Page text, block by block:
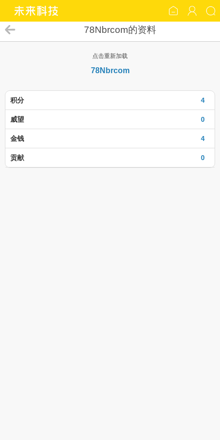
78Nbrcom的资料
点击重新加载
78Nbrcom
4
积分
0
威望
4
金钱
0
贡献